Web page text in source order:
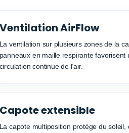
Ventilation AirFlow
La ventilation sur plusieurs zones de la
panneaux en maille respirante favorisent
circulation continue de l’air.
Capote extensible
La capote multiposition protège du soleil,